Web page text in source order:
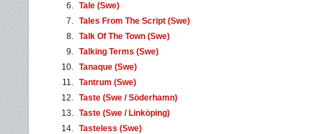
6. Tale (Swe)
7. Tales From The Script (Swe)
8. Talk Of The Town (Swe)
9. Talking Terms (Swe)
10. Tanaque (Swe)
11. Tantrum (Swe)
12. Taste (Swe / Söderhamn)
13. Taste (Swe / Linköping)
14. Tasteless (Swe)